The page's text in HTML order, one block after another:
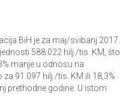
BiH je za maj/svibanj 2017.
588.022 hilj./tis. KM, što
manje u odnosu na
91.097 hilj./tis. KM ili 18,3%
prethodne godine. U istom